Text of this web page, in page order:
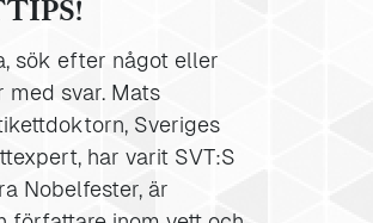
sök efter något eller
med svar. Mats
Sveriges
har varit SVT:S
Nobelfester, är